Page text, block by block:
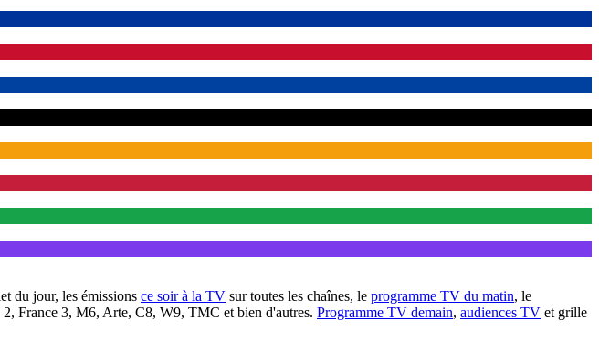
du jour, les émissions ce soir à la TV sur toutes les chaînes, le programme TV du matin, le
France 3, M6, Arte, C8, W9, TMC et bien d'autres. Programme TV demain, audiences TV et grille